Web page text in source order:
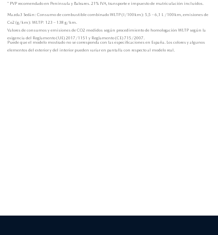
* PVP recomendado en Península y Baleares. 21% IVA, transporte e impuesto de matriculación incluídos.
Mazda3 Sedán: Consumo de combustible combinado WLTP (l/100km): 5,5 – 6,1 L /100km, emisiones de
Co2 (g/km): WLTP: 123 – 138 g/km.
Valores de consumos y emisiones de CO2 medidos según procedimiento de homologación WLTP según la
exigencia del Reglamento (UE) 2017/1151 y Reglamento (CE) 715/2007.
Puede que el modelo mostrado no se corresponda con las especificaciones en España. Los colores y algunos
elementos del exterior y del interior pueden variar en pantalla con respecto al modelo real.